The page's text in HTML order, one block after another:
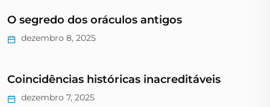
O segredo dos oráculos antigos
dezembro 8, 2025
Coincidências históricas inacreditáveis
dezembro 7, 2025